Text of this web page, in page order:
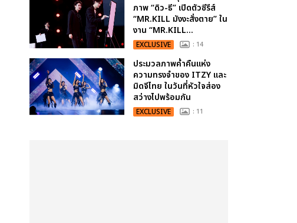
ภาพ “ดิว-ธี” เปิดตัวซีรีส์
“MR.KILL มังงะสั่งตาย” ใน
งาน “MR.KILL...
EXCLUSIVE : 14
ประมวลภาพค่ำคืนแห่ง
ความทรงจำของ ITZY และ
มิดจีไทย ในวันที่หัวใจส่อง
สว่างไปพร้อมกัน
EXCLUSIVE : 11